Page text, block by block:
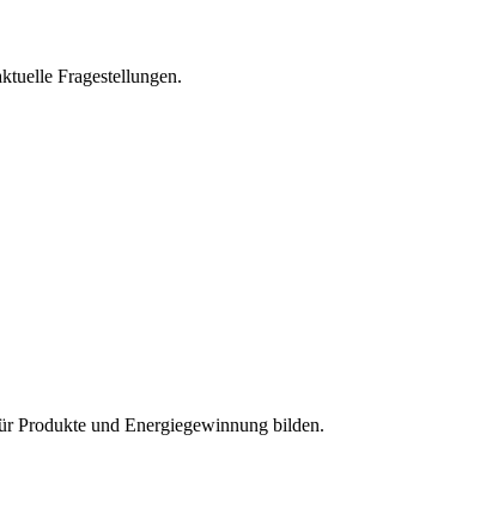
Fragestellungen.
Produkte und Energiegewinnung bilden.